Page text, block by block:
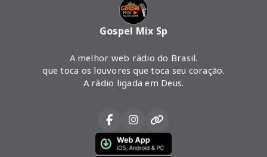
Gospel Mix Sp
A melhor web rádio do Brasil.
que toca os louvores que toca seu coração.
A rádio ligada em Deus.